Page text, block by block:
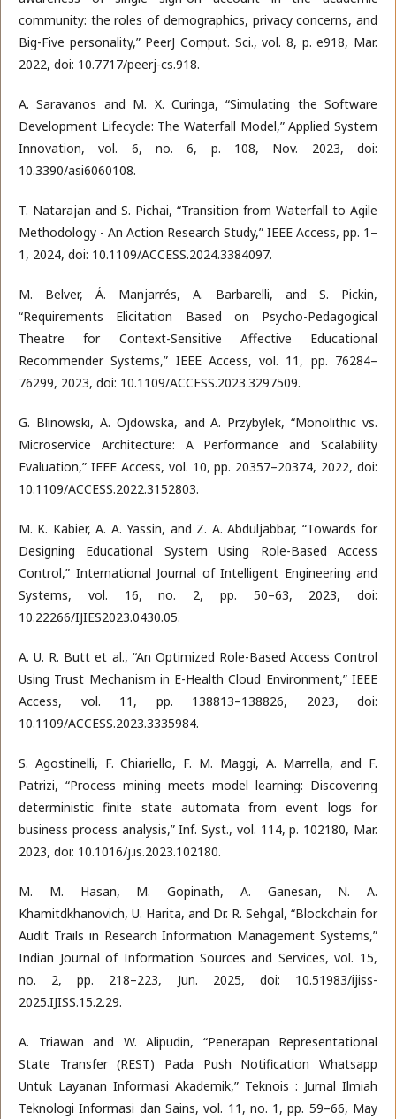
community: the roles of demographics, privacy concerns, and
Big-Five personality,” PeerJ Comput. Sci., vol. 8, p. e918, Mar.
2022, doi: 10.7717/peerj-cs.918.
A. Saravanos and M. X. Curinga, “Simulating the Software
Development Lifecycle: The Waterfall Model,” Applied System
Innovation, vol. 6, no. 6, p. 108, Nov. 2023, doi:
10.3390/asi6060108.
T. Natarajan and S. Pichai, “Transition from Waterfall to Agile
Methodology - An Action Research Study,” IEEE Access, pp. 1–
1, 2024, doi: 10.1109/ACCESS.2024.3384097.
M. Belver, Á. Manjarrés, A. Barbarelli, and S. Pickin,
“Requirements Elicitation Based on Psycho-Pedagogical
Theatre for Context-Sensitive Affective Educational
Recommender Systems,” IEEE Access, vol. 11, pp. 76284–
76299, 2023, doi: 10.1109/ACCESS.2023.3297509.
G. Blinowski, A. Ojdowska, and A. Przybylek, “Monolithic vs.
Microservice Architecture: A Performance and Scalability
Evaluation,” IEEE Access, vol. 10, pp. 20357–20374, 2022, doi:
10.1109/ACCESS.2022.3152803.
M. K. Kabier, A. A. Yassin, and Z. A. Abduljabbar, “Towards for
Designing Educational System Using Role-Based Access
Control,” International Journal of Intelligent Engineering and
Systems, vol. 16, no. 2, pp. 50–63, 2023, doi:
10.22266/IJIES2023.0430.05.
A. U. R. Butt et al., “An Optimized Role-Based Access Control
Using Trust Mechanism in E-Health Cloud Environment,” IEEE
Access, vol. 11, pp. 138813–138826, 2023, doi:
10.1109/ACCESS.2023.3335984.
S. Agostinelli, F. Chiariello, F. M. Maggi, A. Marrella, and F.
Patrizi, “Process mining meets model learning: Discovering
deterministic finite state automata from event logs for
business process analysis,” Inf. Syst., vol. 114, p. 102180, Mar.
2023, doi: 10.1016/j.is.2023.102180.
M. M. Hasan, M. Gopinath, A. Ganesan, N. A.
Khamitdkhanovich, U. Harita, and Dr. R. Sehgal, “Blockchain for
Audit Trails in Research Information Management Systems,”
Indian Journal of Information Sources and Services, vol. 15,
no. 2, pp. 218–223, Jun. 2025, doi: 10.51983/ijiss-
2025.IJISS.15.2.29.
A. Triawan and W. Alipudin, “Penerapan Representational
State Transfer (REST) Pada Push Notification Whatsapp
Untuk Layanan Informasi Akademik,” Teknois : Jurnal Ilmiah
Teknologi Informasi dan Sains, vol. 11, no. 1, pp. 59–66, May